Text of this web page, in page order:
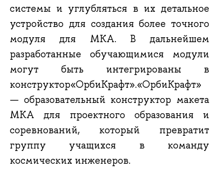
системы и углубляться в их детальное
устройство для создания более точного
модуля для МКА. В дальнейшем
разработанные обучающимися модули
могут быть интегрированы в
конструктор«ОрбиКрафт».«ОрбиКрафт»
— образовательный конструктор макета
МКА для проектного образования и
соревнований, который превратит
группу учащихся в команду
космических инженеров.